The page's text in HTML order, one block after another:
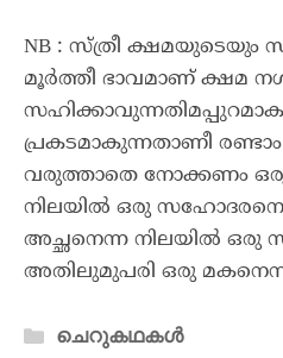
NB : സ്ത്രീ ക്ഷമയുടെയും
മൂർത്തീ ഭാവമാണ് ക്ഷമ
പ്രകടമാകുന്നതാണീ
വരുത്താതെ നോക്കണം ഒരു
നിലയിൽ ഒരു
അച്ഛനെന്ന നിലയിൽ ഒരു
അതിലുമുപരി ഒരു
ചെറുകഥകൾ